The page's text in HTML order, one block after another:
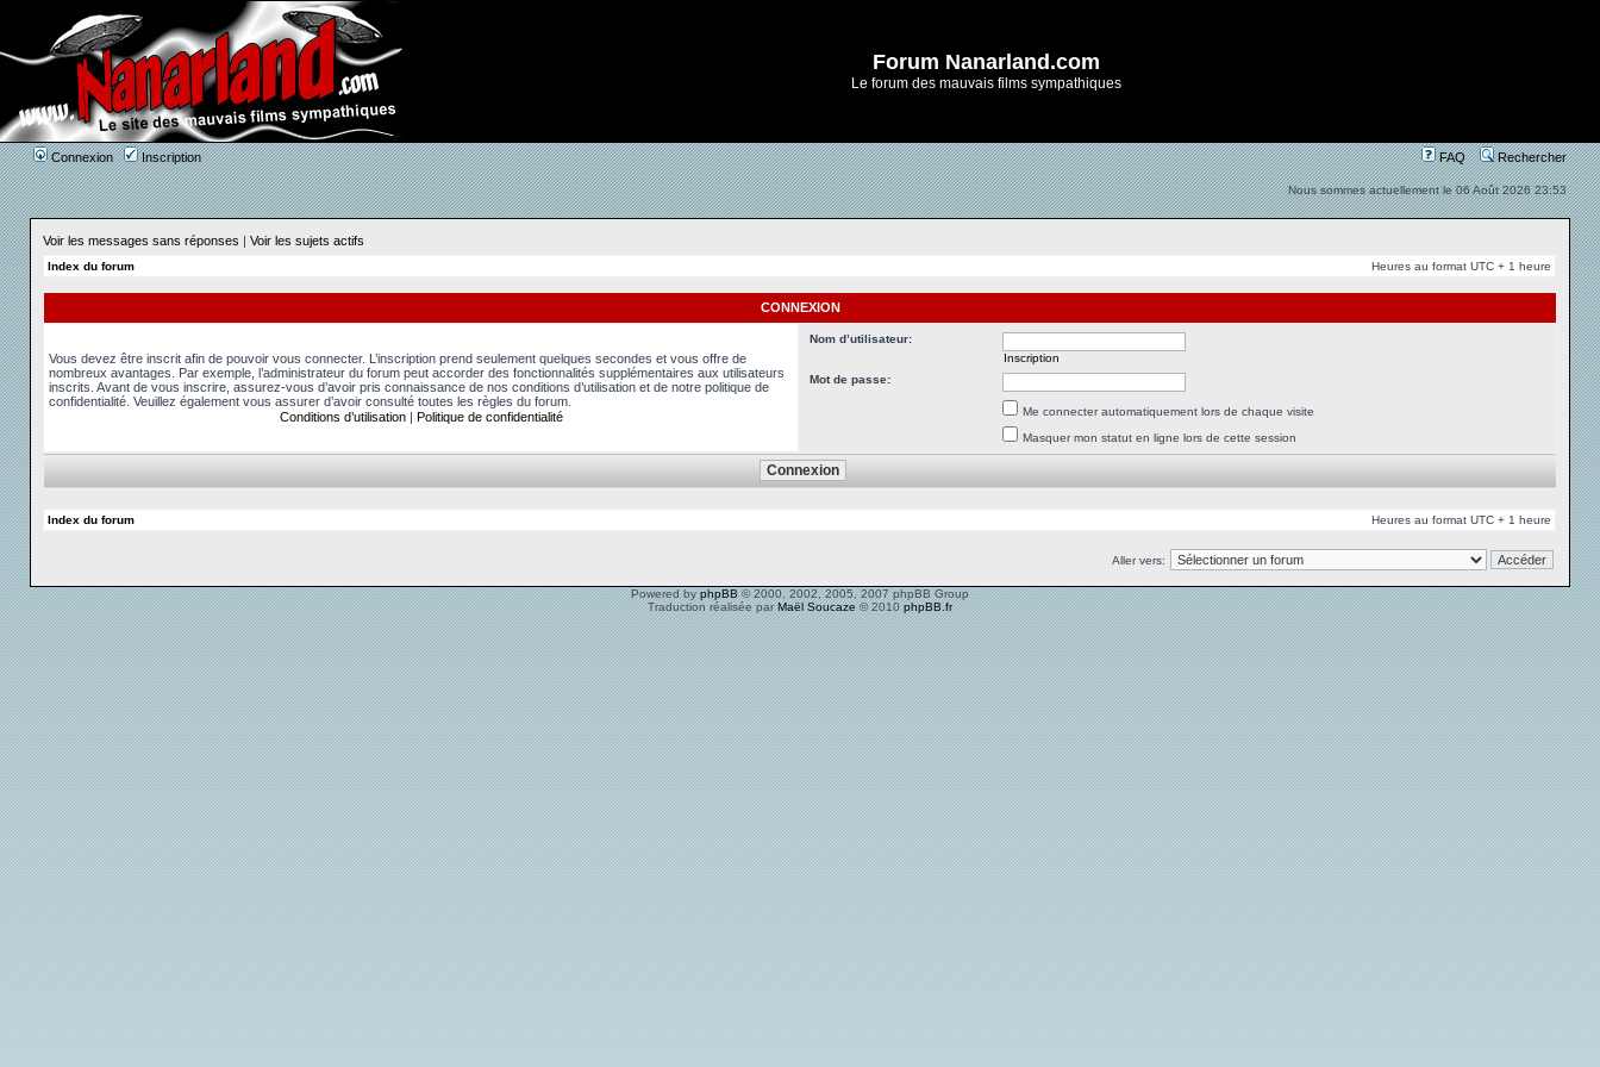
Forum Nanarland.com
Le forum des mauvais films sympathiques
Connexion Inscription FAQ Rechercher
Nous sommes actuellement le 06 Août 2026 23:53
Voir les messages sans réponses | Voir les sujets actifs
Index du forum Heures au format UTC + 1 heure
CONNEXION
Vous devez être inscrit afin de pouvoir vous connecter. L’inscription prend seulement quelques secondes et vous offre de
nombreux avantages. Par exemple, l’administrateur du forum peut accorder des fonctionnalités supplémentaires aux utilisateurs
inscrits. Avant de vous inscrire, assurez-vous d’avoir pris connaissance de nos conditions d’utilisation et de notre politique de
confidentialité. Veuillez également vous assurer d’avoir consulté toutes les règles du forum.
Conditions d’utilisation| Politique de confidentialité
Nom d’utilisateur:
Inscription
Mot de passe:
Me connecter automatiquement lors de chaque visite
Masquer mon statut en ligne lors de cette session
Index du forum Heures au format UTC + 1 heure
Aller vers:
Powered byphpBB© 2000, 2002, 2005, 2007 phpBB Group
Traduction réalisée parMaël Soucaze© 2010phpBB.fr